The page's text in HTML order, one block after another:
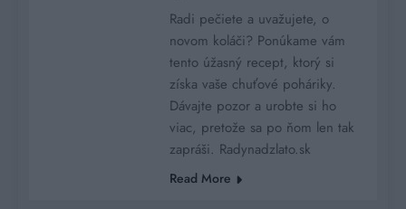
Radi pečiete a uvažujete, o
novom koláči? Ponúkame vám
tento úžasný recept, ktorý si
získa vaše chuťové poháriky.
Dávajte pozor a urobte si ho
viac, pretože sa po ňom len tak
zapráši. Radynadzlato.sk
Read More